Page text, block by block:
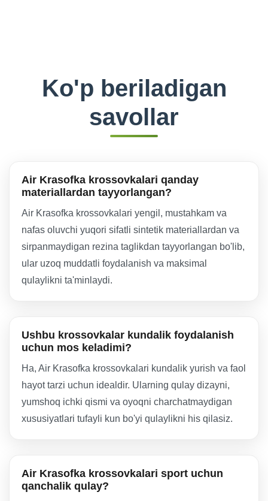
Ko'p beriladigan
savollar
Air Krasofka krossovkalari qanday
materiallardan tayyorlangan?
Air Krasofka krossovkalari yengil, mustahkam va
nafas oluvchi yuqori sifatli sintetik materiallardan va
sirpanmaydigan rezina taglikdan tayyorlangan bo'lib,
ular uzoq muddatli foydalanish va maksimal
qulaylikni ta'minlaydi.
Ushbu krossovkalar kundalik foydalanish
uchun mos keladimi?
Ha, Air Krasofka krossovkalari kundalik yurish va faol
hayot tarzi uchun idealdir. Ularning qulay dizayni,
yumshoq ichki qismi va oyoqni charchatmaydigan
xususiyatlari tufayli kun bo'yi qulaylikni his qilasiz.
Air Krasofka krossovkalari sport uchun
qanchalik qulay?